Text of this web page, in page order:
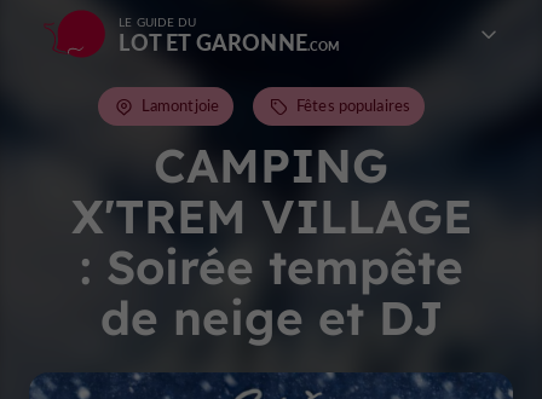
LE GUIDE DU
LOT ET GARONNE
CAMPING
X'TREM VILLAGE
: Soirée tempête
de neige et DJ
Lamontjoie Fêtes populaires